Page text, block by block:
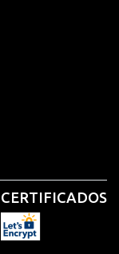
CERTIFICADOS